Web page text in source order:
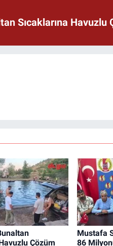
Sıcaklarına Havuzlu
Çözüm
Mustafa
86